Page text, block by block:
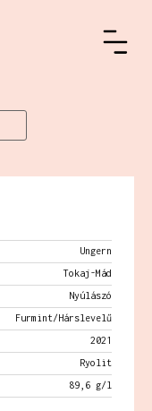
Ungern
Tokaj-Mád
Nyúlászó
Furmint/Hárslevelű
2021
Ryolit
89,6 g/l